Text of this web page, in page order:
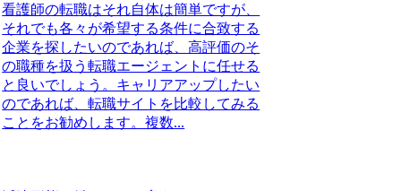
看護師の転職はそれ自体は簡単ですが、
それでも各々が希望する条件に合致する
企業を探したいのであれば、高評価のそ
の職種を扱う転職エージェントに任せる
と良いでしょう。キャリアアップしたい
のであれば、転職サイトを比較してみる
ことをお勧めします。複数...